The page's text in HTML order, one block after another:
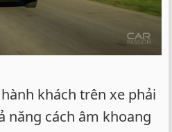
khách trên xe phải
năng cách âm khoang